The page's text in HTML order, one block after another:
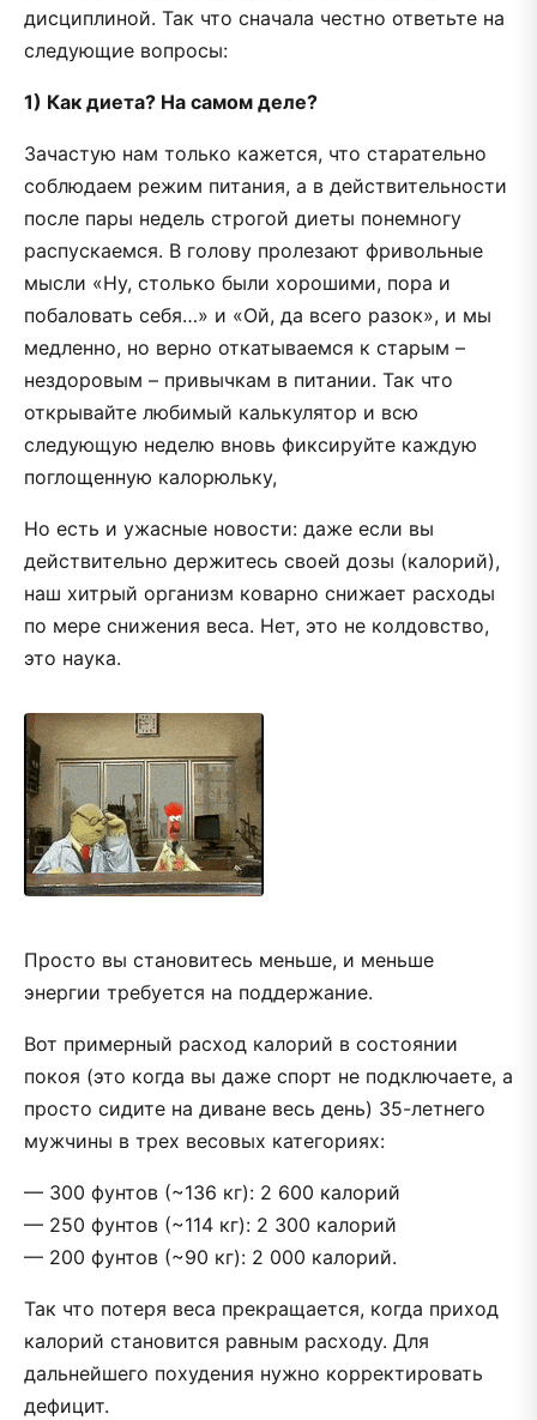
дисциплиной. Так что сначала честно ответьте на
следующие вопросы:
1) Как диета? На самом деле?
Зачастую нам только кажется, что старательно
соблюдаем режим питания, а в действительности
после пары недель строгой диеты понемногу
распускаемся. В голову пролезают фривольные
мысли «Ну, столько были хорошими, пора и
побаловать себя…» и «Ой, да всего разок», и мы
медленно, но верно откатываемся к старым –
нездоровым – привычкам в питании. Так что
открывайте любимый калькулятор и всю
следующую неделю вновь фиксируйте каждую
поглощенную калорюльку,
Но есть и ужасные новости: даже если вы
действительно держитесь своей дозы (калорий),
наш хитрый организм коварно снижает расходы
по мере снижения веса. Нет, это не колдовство,
это наука.
Просто вы становитесь меньше, и меньше
энергии требуется на поддержание.
Вот примерный расход калорий в состоянии
покоя (это когда вы даже спорт не подключаете, а
просто сидите на диване весь день) 35-летнего
мужчины в трех весовых категориях:
— 300 фунтов (~136 кг): 2 600 калорий
— 250 фунтов (~114 кг): 2 300 калорий
— 200 фунтов (~90 кг): 2 000 калорий.
Так что потеря веса прекращается, когда приход
калорий становится равным расходу. Для
дальнейшего похудения нужно корректировать
дефицит.